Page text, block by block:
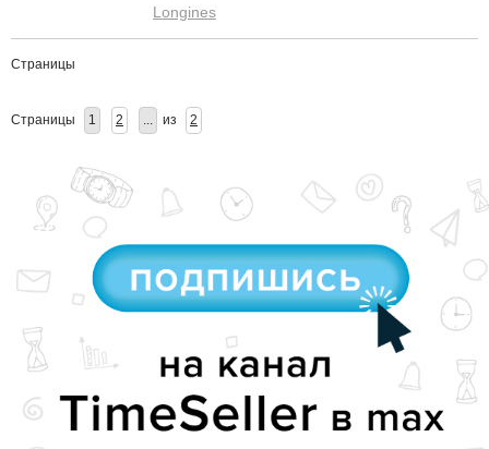
Longines
Страницы
Страницы 1 2 ... из 2